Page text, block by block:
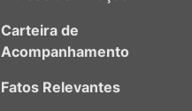
Carteira de
Acompanhamento
Fatos Relevantes